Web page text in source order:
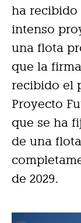
ha recibido
intenso
una flota
que la
recibido el
Proyecto
que se ha
de una
de 2029.